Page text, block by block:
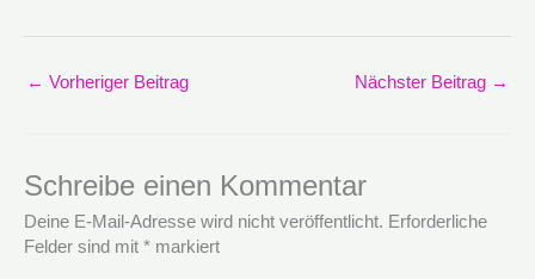
← Vorheriger Beitrag Nächster Beitrag →
Schreibe einen Kommentar
Deine E-Mail-Adresse wird nicht veröffentlicht. Erforderliche
Felder sind mit * markiert